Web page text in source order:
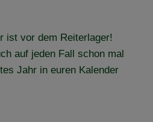
ist vor dem Reiterlager!
auf jeden Fall schon mal
Jahr in euren Kalender